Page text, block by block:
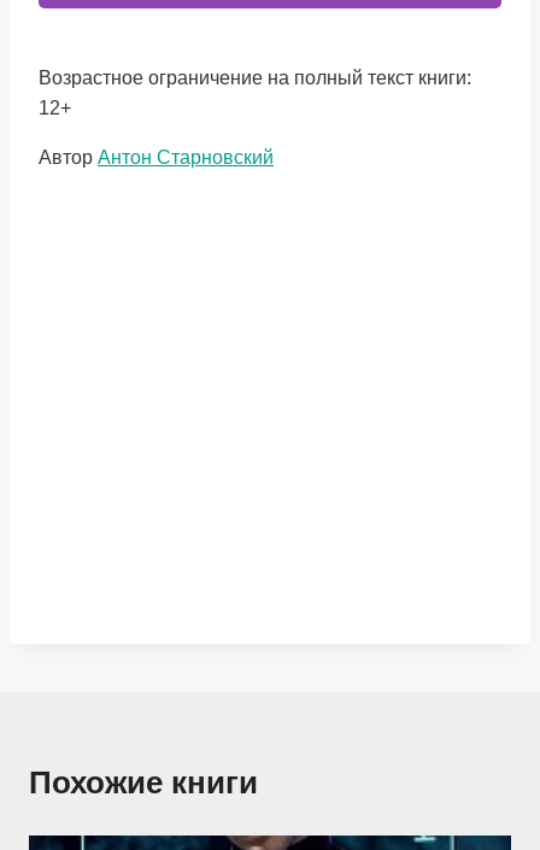
Возрастное ограничение на полный текст книги:
12+
Метки
Автор Антон Старновский
Похожие книги